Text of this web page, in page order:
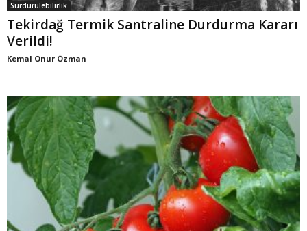
Sürdürülebilirlik
Tekirdağ Termik Santraline Durdurma Kararı
Verildi!
Kemal Onur Özman